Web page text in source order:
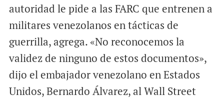
autoridad le pide a las FARC que entrenen a
militares venezolanos en tácticas de
guerrilla, agrega. «No reconocemos la
validez de ninguno de estos documentos»,
dijo el embajador venezolano en Estados
Unidos, Bernardo Álvarez, al Wall Street